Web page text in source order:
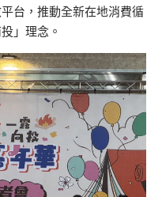
台，推動全新在地消費循
」理念。